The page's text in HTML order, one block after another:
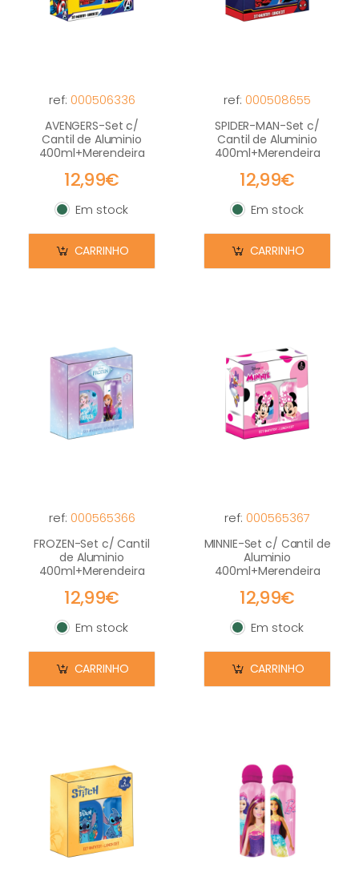
ref: 000506336
AVENGERS-Set c/
Cantil de Aluminio
400ml+Merendeira
12,99€
Em stock
Em stock
CARRINHO
ref: 000508655
SPIDER-MAN-Set c/
Cantil de Aluminio
400ml+Merendeira
12,99€
Em stock
Em stock
CARRINHO
ref: 000565366
FROZEN-Set c/ Cantil
de Aluminio
400ml+Merendeira
12,99€
Em stock
Em stock
CARRINHO
ref: 000565367
MINNIE-Set c/ Cantil de
Aluminio
400ml+Merendeira
12,99€
Em stock
Em stock
CARRINHO